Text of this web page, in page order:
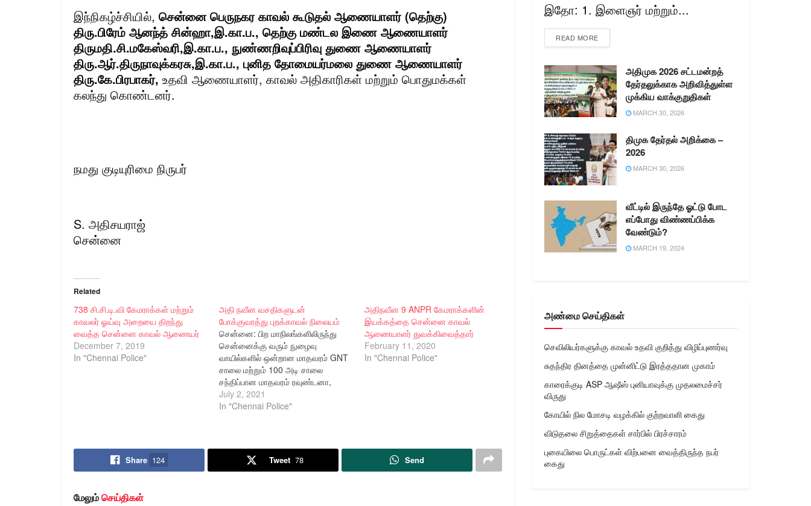
இந்நிகழ்ச்சியில், சென்னை பெருநகர காவல் கூடுதல் ஆணையாளர் (தெற்கு)
திரு.பிரேம் ஆனந்த் சின்ஹா,இ.கா.ப., தெற்கு மண்டல இணை ஆணையாளர்
திருமதி.சி.மகேஸ்வரி,இ.கா.ப., நுண்ணறிவுப்பிரிவு துணை ஆணையாளர்
திரு.ஆர்.திருநாவுக்கரசு,இ.கா.ப., புனித தோமையர்மலை துணை ஆணையாளர்
திரு.கே.பிரபாகர், உதவி ஆணையாளர், காவல் அதிகாரிகள் மற்றும் பொதுமக்கள்
கலந்து கொண்டனர்.
நமது குடியுரிமை நிருபர்
S. அதிசயராஜ்
சென்னை
Related
738 சி.சி.டி.வி கேமராக்கள் மற்றும்
காவலர் ஓய்வு அறையை திறந்து
வைத்த சென்னை காவல் ஆணையர்
December 7, 2019
In "Chennai Police"
அதி நவீன வசதிகளுடன்
போக்குவரத்து புறக்காவல் நிலையம்
சென்னை: பிற மாநிலங்களிலிருந்து
சென்னைக்கு வரும் நுழைவு
வாயில்களில் ஒன்றான மாதவரம் GNT
சாலை மற்றும் 100 அடி சாலை
சந்திப்பான மாதவரம் ரவுண்டனா,
சென்னையிலுள்ள பல பகுதிகளை
இணைக்கும் சாலை சந்திப்பு என்பதால்,
ஜிவால், இ.கா.ப., அவர்கள்
உத்தரவின்பேரில், மாதவரம்
July 2, 2021
In "Chennai Police"
அதிநவீன 9 ANPR கேமராக்களின்
இயக்கத்தை சென்னை காவல்
ஆணையாளர் துவக்கிவைத்தார்
February 11, 2020
In "Chennai Police"
Share 124 Tweet 78 Send
மேலும்செய்திகள்
இதோ: 1. இளைஞர் மற்றும்...
READ MORE
அதிமுக 2026 சட்டமன்றத்
தேர்தலுக்காக அறிவித்துள்ள
முக்கிய வாக்குறுதிகள்
MARCH 30, 2026
திமுக தேர்தல் அறிக்கை –
2026
MARCH 30, 2026
வீட்டில் இருந்தே ஓட்டு போட
எப்போது விண்ணப்பிக்க
வேண்டும்?
MARCH 19, 2024
அண்மை செய்திகள்
செவிலியர்களுக்கு காவல் உதவி குறித்து விழிப்புணர்வு
சுதந்திர தினத்தை முன்னிட்டு இரத்ததான முகாம்
காரைக்குடி ASP ஆஷீஸ் புனியாவுக்கு முதலமைச்சர்
விருது
கோயில் நில மோசடி வழக்கில் குற்றவாளி கைது
விடுதலை சிறுத்தைகள் சார்பில் பிரச்சாரம்
புகையிலை பொருட்கள் விற்பனை வைத்திருந்த நபர்
கைது